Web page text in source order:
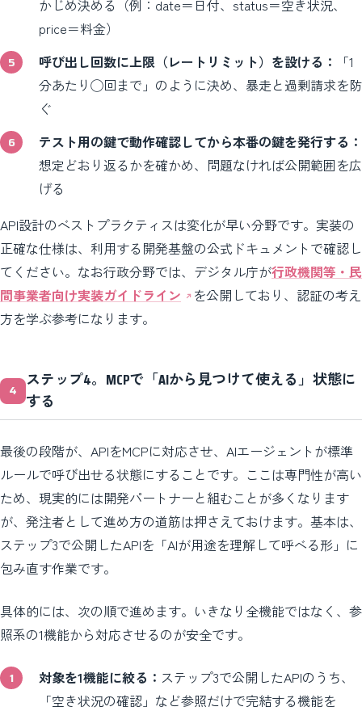
かじめ決める（例：date＝日付、status＝空き状況、
price＝料金）
呼び出し回数に上限（レートリミット）を設ける：
「1
分あたり◯回まで」のように決め、暴走と過剰請求を防
ぐ
テスト用の鍵で動作確認してから本番の鍵を発行する：
想定どおり返るかを確かめ、問題なければ公開範囲を広
げる
API設計のベストプラクティスは変化が早い分野です。実装の
正確な仕様は、利用する開発基盤の公式ドキュメントで確認し
てください。なお行政分野では、デジタル庁が行政機関等・民
間事業者向け実装ガイドライン
を公開しており、認証の考え
方を学ぶ参考になります。
ステップ4。MCPで「AIから見つけて使える」状態に
する
最後の段階が、APIをMCPに対応させ、AIエージェントが標準
ルールで呼び出せる状態にすることです。ここは専門性が高い
ため、現実的には開発パートナーと組むことが多くなります
が、発注者として進め方の道筋は押さえておけます。基本は、
ステップ3で公開したAPIを「AIが用途を理解して呼べる形」に
包み直す作業です。
具体的には、次の順で進めます。いきなり全機能ではなく、参
照系の1機能から対応させるのが安全です。
対象を1機能に絞る： ステップ3で公開したAPIのうち、
「空き状況の確認」など参照だけで完結する機能を